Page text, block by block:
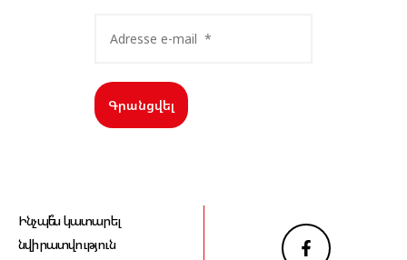
Գրանցվել
Ինչպե՞ս կատարել
նվիրատվություն